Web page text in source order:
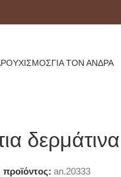
ΡΟΥΧΙΣΜΌΣΓΙΑ ΤΟΝ ΆΝΔΡΑ
an.20333